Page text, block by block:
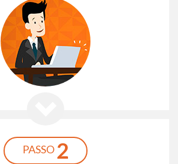
PASSO 2